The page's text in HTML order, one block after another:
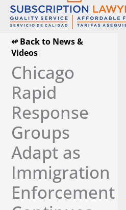
↫ Back to News &
Videos
Chicago
Rapid
Response
Groups
Adapt as
Immigration
Enforcement